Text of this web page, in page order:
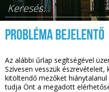
Keresés űrlap
Probléma bejelentő
Az alábbi űrlap segítségével
Szívesen vesszük
kitöltendő mezőket
tudja Önt a megadott